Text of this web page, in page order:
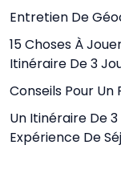
Entretien De
15 Choses À
Itinéraire De 3
Conseils Pour
Un Itinéraire De
Expérience De